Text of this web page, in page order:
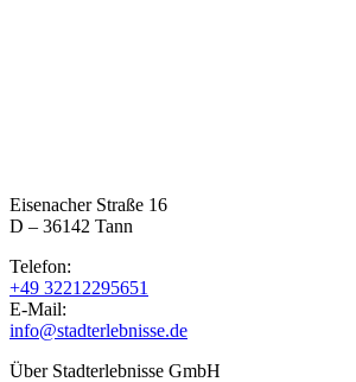
Eisenacher Straße 16
D – 36142 Tann
Telefon:
+49 32212295651
E-Mail:
info@stadterlebnisse.de
Über Stadterlebnisse GmbH